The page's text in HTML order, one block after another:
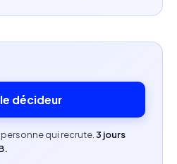
(Photoshop, Illustrator,
social media management,
Analytics.
de communauté,
ou marketing digital.
décideur
qui recrute. 3 jours